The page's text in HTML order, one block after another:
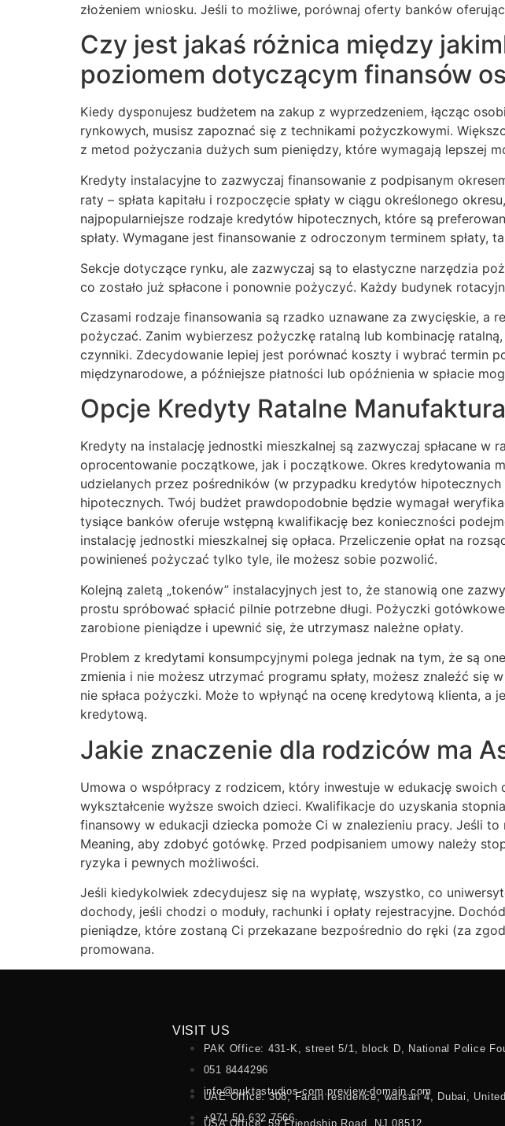
złożeniem wniosku. Jeśli to możliwe, porównaj oferty banków
Czy jest jakaś różnica między
poziomem dotyczącym finansów
Kiedy dysponujesz budżetem na zakup z wyprzedzeniem, łącząc
rynkowych, musisz zapoznać się z technikami pożyczkowymi.
z metod pożyczania dużych sum pieniędzy, które wymagają lepszej
Kredyty instalacyjne to zazwyczaj finansowanie z podpisanym
raty – spłata kapitału i rozpoczęcie spłaty w ciągu określonego
najpopularniejsze rodzaje kredytów hipotecznych, które są
spłaty. Wymagane jest finansowanie z odroczonym terminem spłaty,
Sekcje dotyczące rynku, ale zazwyczaj są to elastyczne narzędzia
co zostało już spłacone i ponownie pożyczyć. Każdy budynek
Czasami rodzaje finansowania są rzadko uznawane za zwycięskie, a
pożyczać. Zanim wybierzesz pożyczkę ratalną lub kombinację
czynniki. Zdecydowanie lepiej jest porównać koszty i wybrać termin
międzynarodowe, a późniejsze płatności lub opóźnienia w spłacie
Opcje Kredyty Ratalne
Kredyty na instalację jednostki mieszkalnej są zazwyczaj spłacane
oprocentowanie początkowe, jak i początkowe. Okres kredytowania
udzielanych przez pośredników (w przypadku kredytów
hipotecznych. Twój budżet prawdopodobnie będzie wymagał
tysiące banków oferuje wstępną kwalifikację bez konieczności
instalację jednostki mieszkalnej się opłaca. Przeliczenie opłat na
powinieneś pożyczać tylko tyle, ile możesz sobie pozwolić.
Kolejną zaletą „tokenów” instalacyjnych jest to, że stanowią one
prostu spróbować spłacić pilnie potrzebne długi. Pożyczki
zarobione pieniądze i upewnić się, że utrzymasz należne opłaty.
Problem z kredytami konsumpcyjnymi polega jednak na tym, że są
zmienia i nie możesz utrzymać programu spłaty, możesz znaleźć
nie spłaca pożyczki. Może to wpłynąć na ocenę kredytową klienta, a
kredytową.
Jakie znaczenie dla rodziców ma
Umowa o współpracy z rodzicem, który inwestuje w edukację
wykształcenie wyższe swoich dzieci. Kwalifikacje do uzyskania
finansowy w edukacji dziecka pomoże Ci w znalezieniu pracy. Jeśli
Meaning, aby zdobyć gotówkę. Przed podpisaniem umowy należy
ryzyka i pewnych możliwości.
Jeśli kiedykolwiek zdecydujesz się na wypłatę, wszystko, co
dochody, jeśli chodzi o moduły, rachunki i opłaty rejestracyjne.
pieniądze, które zostaną Ci przekazane bezpośrednio do ręki (za
promowana.
VISIT US
PAK Office: 431-K, street 5/1, block D, National Police
051 8444296
info@nuktastudios-com.preview-domain.com
UAE Office: 308, Farah residence, warsan 4, Dubai,
+971 50 632 7566
USA Office: 59 Friendship Road, NJ 08512